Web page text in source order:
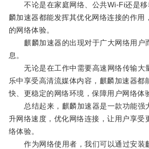
不论是在家庭网络、公共Wi-Fi还是移
麟加速器都能发挥其优化网络连接的作用
的网络体验。
麒麟加速器的出现对于广大网络用户
息。
无论是在工作中需要高速网络传输大
乐中享受高清流媒体内容，麒麟加速器都
快、更稳定的网络环境，保障用户网络体
总结起来，麒麟加速器是一款功能强
升网络速度，优化网络连接，让用户享受
络体验。
作为网络使用者，我们可以通过安装